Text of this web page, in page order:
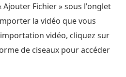
Fichier » sous l'onglet
la vidéo que vous
vidéo, cliquez sur
de ciseaux pour accéder